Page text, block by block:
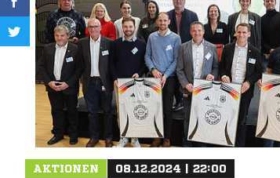
AKTIONEN 08.12.2024 | 22:00